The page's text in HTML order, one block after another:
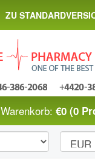
ZU
Warenkorb: €0 (0